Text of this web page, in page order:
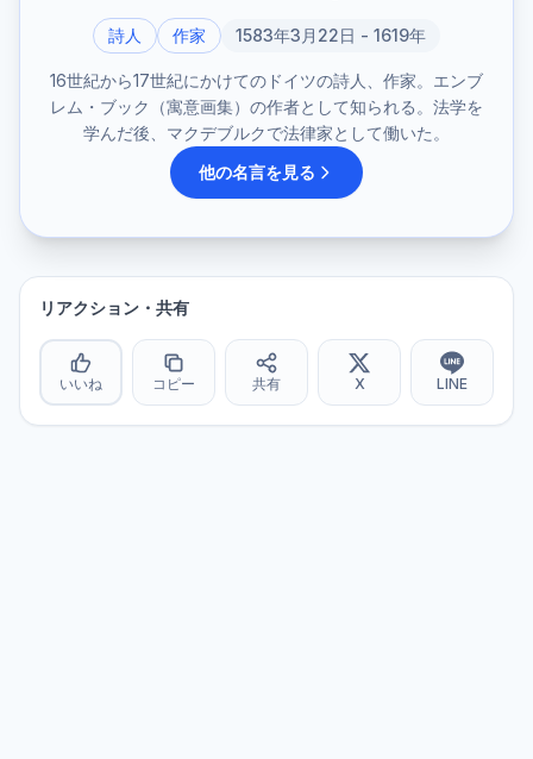
詩人 作家 1583年3月22日 - 1619年
16世紀から17世紀にかけてのドイツの詩人、作家。エンブ
レム・ブック（寓意画集）の作者として知られる。法学を
学んだ後、マクデブルクで法律家として働いた。
他の名言を見る
リアクション・共有
いいね コピー 共有 X LINE